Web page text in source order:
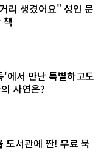
리 생겼어요" 성인 문
책
'에서 만난 특별하고도
사연은?
도서관에 짠! 무료 북